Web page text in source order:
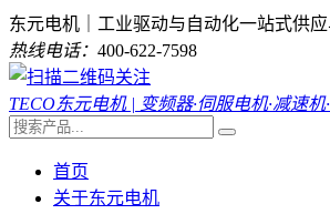
东元电机｜工业驱动与自动化一站式供
热线电话： 400-622-7598
TECO东元电机 | 变频器·伺服电机·减速
首页
关于东元电机